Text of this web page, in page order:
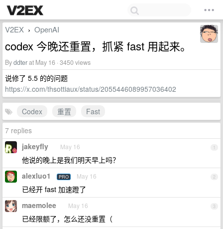
V2EX › OpenAI
codex 今晚还重置，抓紧 fast 用起来。
Byddterat May 16 · 3450 views
说修了 5.5 的的问题
https://x.com/thsottiaux/status/2055446089957036402
Codex 重置
Fast
7 replies
1
jakeyfly May 16
他说的晚上是我们明天早上吗？
2
alexluo1 PRO May 16
已经开 fast 加速蹬了
3
maemolee May 16
已经限额了，怎么还没重置（